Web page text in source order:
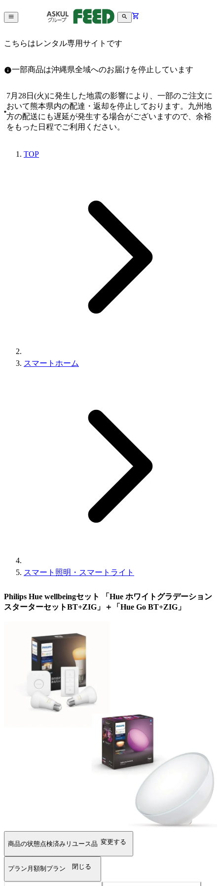
こちらはレンタル専用サイトです
一部商品は沖縄県全域へのお届けを停止しています
7月28日(火)に発生した地震の影響により、一部のご注文に
おいて熊本県内の配達・返却を停止しております。九州地
方の配送にも遅延が発生する場合がございますので、余裕
をもった日程でご利用ください。
TOP
スマートホーム
スマート照明・スマートライト
Philips Hue wellbeingセット 「Hue ホワイトグラデーション
スターターセットBT+ZIG」＋「Hue Go BT+ZIG」
商品の状態点検済みリユース品 変更する
プラン 月額制プラン 閉じる